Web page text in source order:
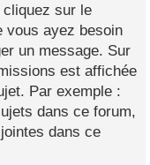
cliquez sur le
vous ayez besoin
un message. Sur
est affichée
Par exemple :
dans ce forum,
dans ce